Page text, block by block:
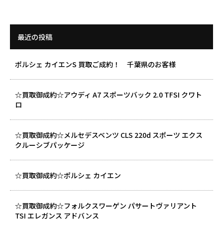
最近の投稿
ポルシェ カイエンS 買取ご成約！ 千葉県のお客様
☆買取御成約☆アウディ A7 スポーツバック 2.0 TFSI クワト
ロ
☆買取御成約☆メルセデスベンツ CLS 220d スポーツ エクス
クルーシブパッケージ
☆買取御成約☆ポルシェ カイエン
☆買取御成約☆フォルクスワーゲン パサートヴァリアント
TSI エレガンス アドバンス